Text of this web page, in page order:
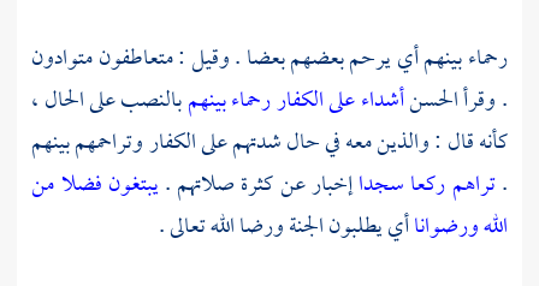
رحماء بينهم أي يرحم بعضهم بعضا . وقيل : متعاطفون متوادون
. وقرأالحسنأشداء على الكفار رحماء بينهمبالنصب على الحال ،
كأنه قال : والذين معه في حال شدتهم على الكفار وتراحمهم بينهم
.تراهم ركعا سجداإخبار عن كثرة صلاتهم .يبتغون فضلا من
الله ورضواناأي يطلبون الجنة ورضا الله تعالى .